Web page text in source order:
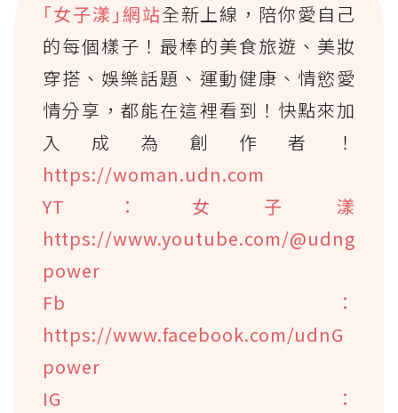
｢女子漾｣網站全新上線，陪你愛自己
的每個樣子！最棒的美食旅遊、美妝
穿搭、娛樂話題、運動健康、情慾愛
情分享，都能在這裡看到！快點來加
入成為創作者！
https://woman.udn.com
YT：女子漾
https://www.youtube.com/@udng
power
Fb：
https://www.facebook.com/udnG
power
IG：